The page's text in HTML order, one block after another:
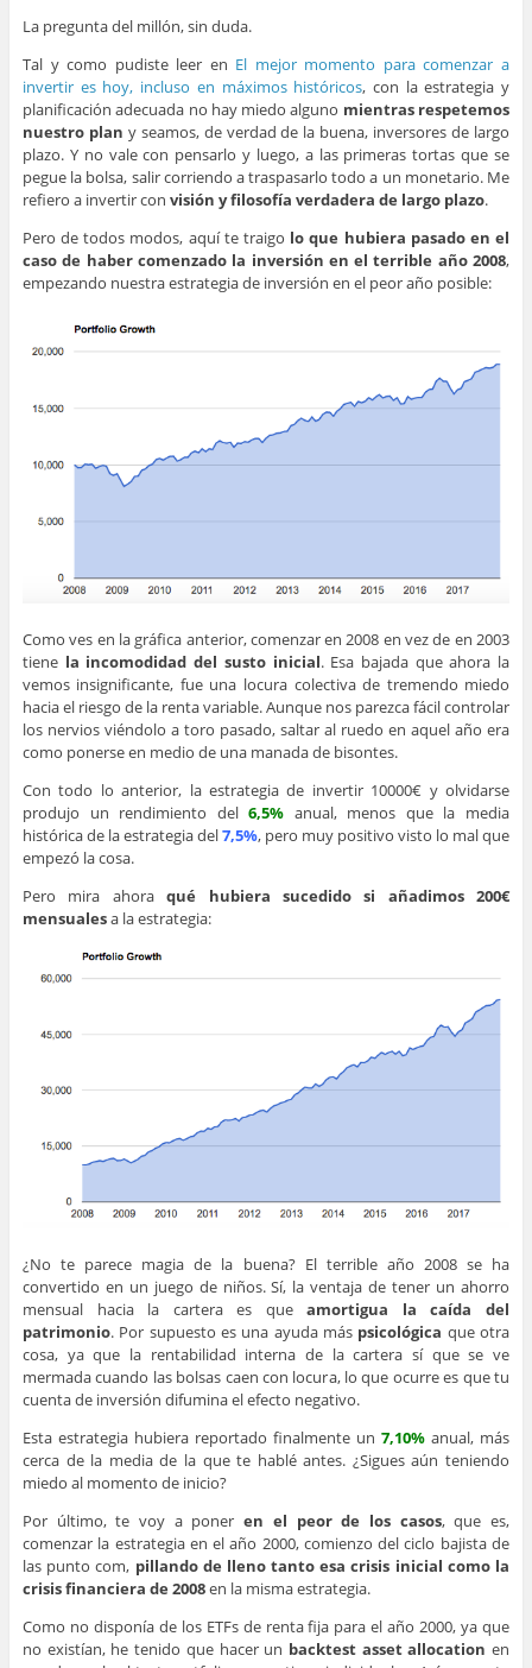
La pregunta del millón, sin duda.
Tal y como pudiste leer en El mejor momento para comenzar a
invertir es hoy, incluso en máximos históricos, con la estrategia y
planificación adecuada no hay miedo alguno mientras respetemos
nuestro plan y seamos, de verdad de la buena, inversores de largo
plazo. Y no vale con pensarlo y luego, a las primeras tortas que se
pegue la bolsa, salir corriendo a traspasarlo todo a un monetario. Me
refiero a invertir con visión y filosofía verdadera de largo plazo.
Pero de todos modos, aquí te traigo lo que hubiera pasado en el
caso de haber comenzado la inversión en el terrible año 2008,
empezando nuestra estrategia de inversión en el peor año posible:
Como ves en la gráfica anterior, comenzar en 2008 en vez de en 2003
tiene la incomodidad del susto inicial. Esa bajada que ahora la
vemos insignificante, fue una locura colectiva de tremendo miedo
hacia el riesgo de la renta variable. Aunque nos parezca fácil controlar
los nervios viéndolo a toro pasado, saltar al ruedo en aquel año era
como ponerse en medio de una manada de bisontes.
Con todo lo anterior, la estrategia de invertir 10000€ y olvidarse
produjo un rendimiento del6,5% anual, menos que la media
histórica de la estrategia del7,5%, pero muy positivo visto lo mal que
empezó la cosa.
Pero mira ahoraqué hubiera sucedido si añadimos 200€
mensualesa la estrategia:
¿No te parece magia de la buena? El terrible año 2008 se ha
convertido en un juego de niños. Sí, la ventaja de tener un ahorro
mensual hacia la cartera es queamortigua la caída del
patrimonio. Por supuesto es una ayuda más psicológica que otra
cosa, ya que la rentabilidad interna de la cartera sí que se ve
mermada cuando las bolsas caen con locura, lo que ocurre es que tu
cuenta de inversión difumina el efecto negativo.
Esta estrategia hubiera reportado finalmente un7,10% anual, más
cerca de la media de la que te hablé antes. ¿Sigues aún teniendo
miedo al momento de inicio?
Por último, te voy a poneren el peor de los casos, que es,
comenzar la estrategia en el año 2000, comienzo del ciclo bajista de
las punto com, pillando de lleno tanto esa crisis inicial como la
crisis financiera de 2008en la misma estrategia.
Como no disponía de los ETFs de renta fija para el año 2000, ya que
no existían, he tenido que hacer un backtest asset allocation en